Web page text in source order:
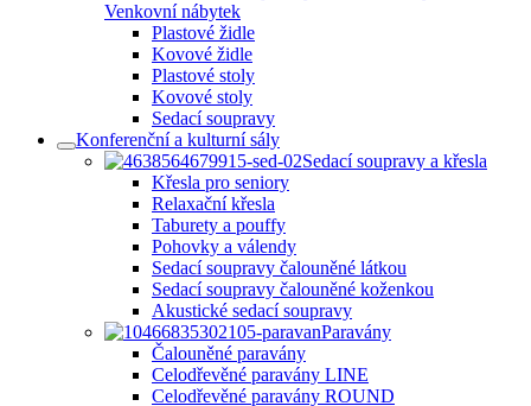
Venkovní nábytek
Plastové židle
Kovové židle
Plastové stoly
Kovové stoly
Sedací soupravy
Konferenční a kulturní sály
Sedací soupravy a křesla
Křesla pro seniory
Relaxační křesla
Taburety a pouffy
Pohovky a válendy
Sedací soupravy čalouněné látkou
Sedací soupravy čalouněné koženkou
Akustické sedací soupravy
Paravány
Čalouněné paravány
Celodřevěné paravány LINE
Celodřevěné paravány ROUND